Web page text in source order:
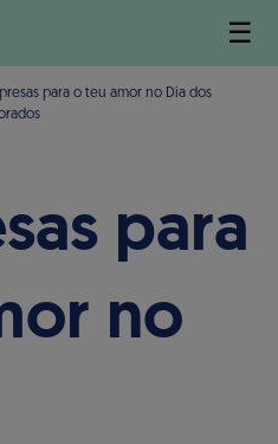
☰
para o teu amor no Dia dos
para
no